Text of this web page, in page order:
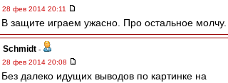
28 фев 2014 20:11
В защите играем ужасно. Про остальное молчу.
Schmidt -
28 фев 2014 20:08
Без далеко идущих выводов по картинке на